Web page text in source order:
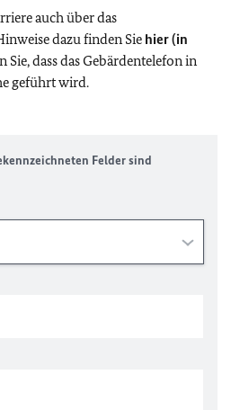
auch über das
dazu finden Sie hier (in
Sie, dass das Gebärdentelefon in
geführt wird.
Felder sind